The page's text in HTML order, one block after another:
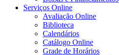
Serviços Online
Avaliação Online
Biblioteca
Calendários
Catálogo Online
Grade de Horários